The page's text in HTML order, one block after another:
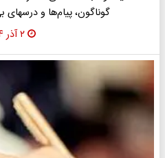
گوناگون، پیام‌ها و درسهای
۲ آذر ۱۴۰۴